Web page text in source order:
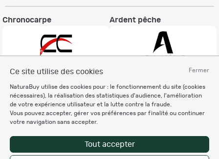
Fermer
Ce site utilise des cookies
NaturaBuy utilise des cookies pour : le fonctionnement du site (cookies
nécessaires), la réalisation des statistiques d'audience, l'amélioration
de votre expérience utilisateur et la lutte contre la fraude.
Vous pouvez accepter, gérer vos préférences par finalité ou continuer
votre navigation sans accepter.
Tout accepter
Chronocarpe Ardent pêche
Informations légales
Charte éthique
Mentions légales
Règlement & Conditions d'utilisation
des données personnelles
Personnalisation des cookies